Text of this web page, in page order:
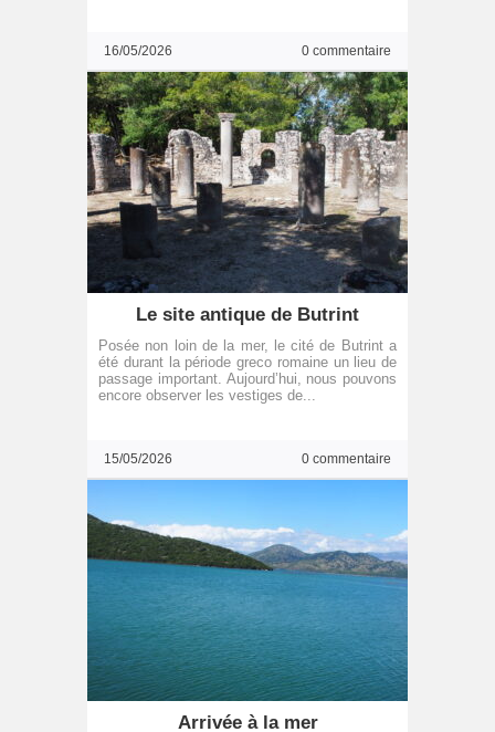
16/05/2026 0 commentaire
Le site antique de Butrint
Posée non loin de la mer, le cité de Butrint a
été durant la période greco romaine un lieu de
passage important. Aujourd’hui, nous pouvons
encore observer les vestiges de...
15/05/2026 0 commentaire
Arrivée à la mer